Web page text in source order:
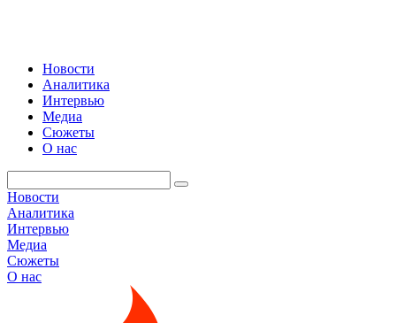
Новости
Аналитика
Интервью
Медиа
Сюжеты
О нас
Новости
Аналитика
Интервью
Медиа
Сюжеты
О нас